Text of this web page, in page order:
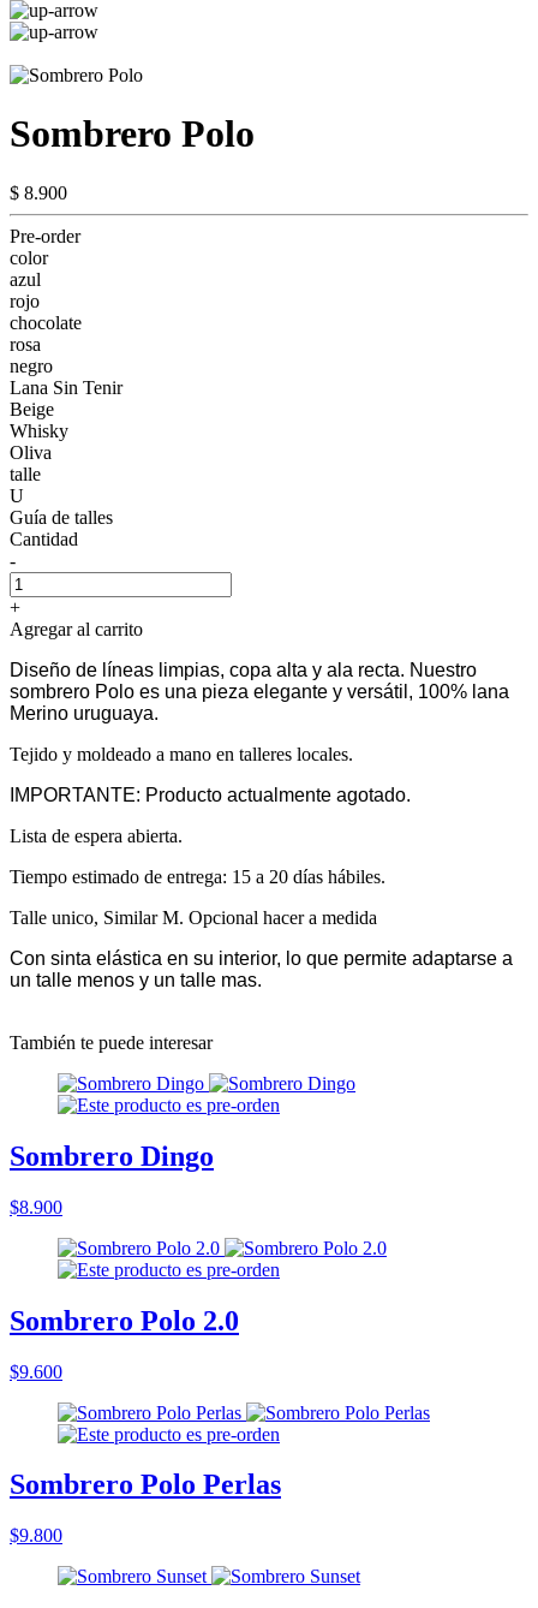
Sombrero Polo
$ 8.900
Pre-order
color
azul
rojo
chocolate
rosa
negro
Lana Sin Tenir
Beige
Whisky
Oliva
talle
U
Guía de talles
Cantidad
-
+
Agregar al carrito
Diseño de líneas limpias, copa alta y ala recta. Nuestro
sombrero Polo es una pieza elegante y versátil, 100% lana
Merino uruguaya.
Tejido y moldeado a mano en talleres locales.
IMPORTANTE: Producto actualmente agotado.
Lista de espera abierta.
Tiempo estimado de entrega: 15 a 20 días hábiles.
Talle unico, Similar M. Opcional hacer a medida
Con sinta elástica en su interior, lo que permite adaptarse a
un talle menos y un talle mas.
También te puede interesar
Sombrero Dingo
$8.900
Sombrero Polo 2.0
$9.600
Sombrero Polo Perlas
$9.800